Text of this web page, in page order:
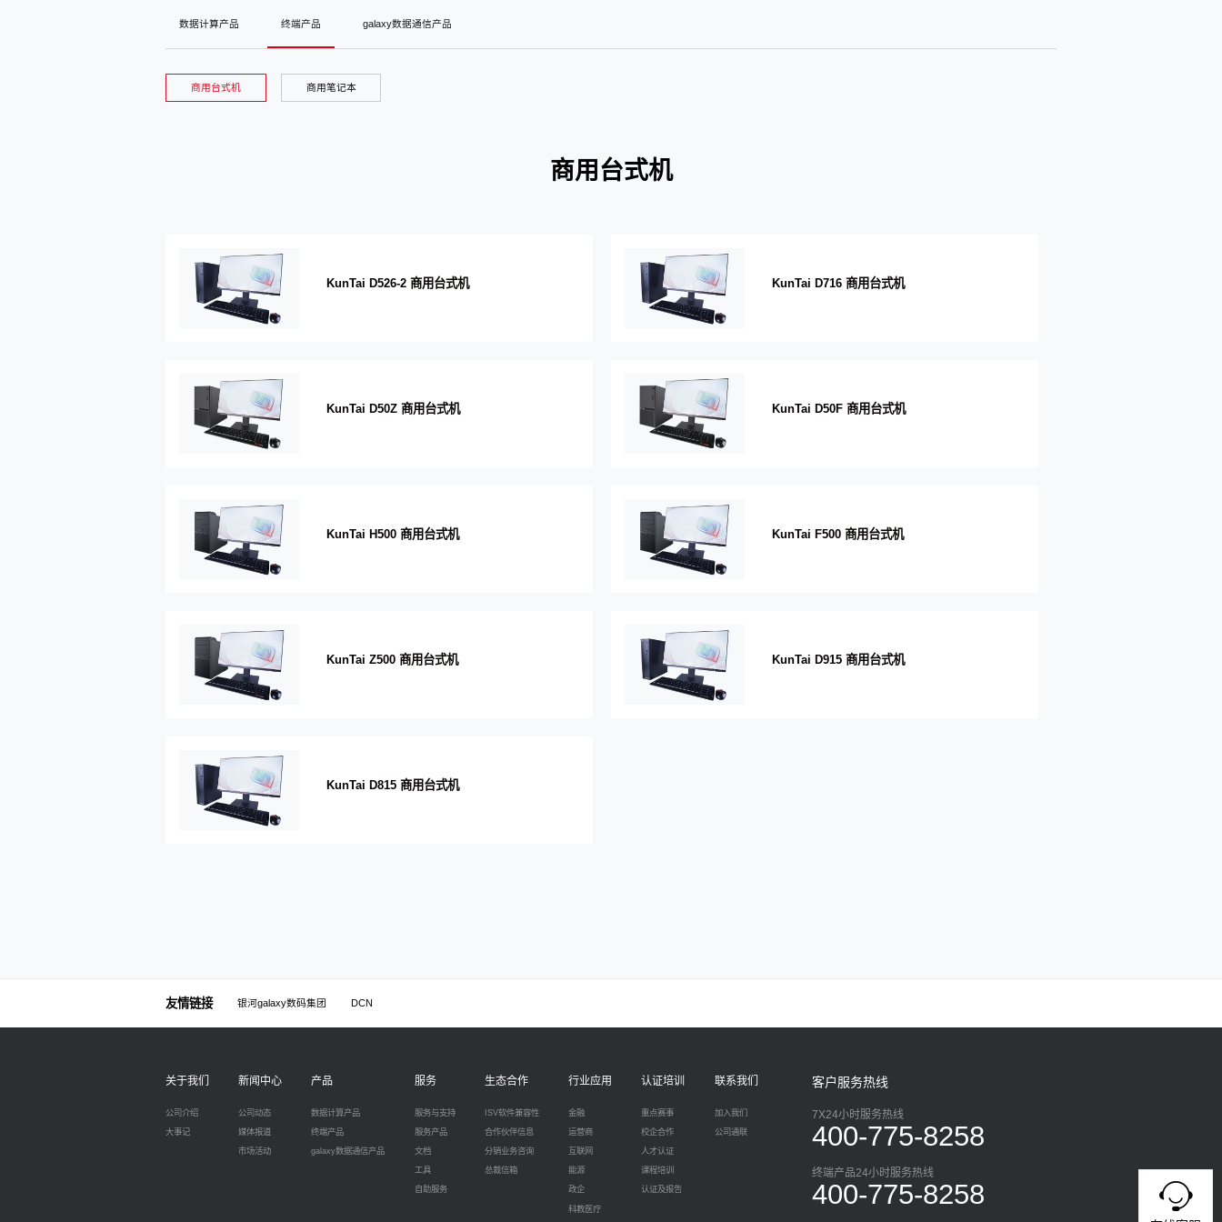
数据计算产品 终端产品 galaxy数据通信产品
商用台式机 商用笔记本
商用台式机
KunTai D526-2 商用台式机 KunTai D716 商用台式机
KunTai D50Z 商用台式机 KunTai D50F 商用台式机
KunTai H500 商用台式机 KunTai F500 商用台式机
KunTai Z500 商用台式机 KunTai D915 商用台式机
KunTai D815 商用台式机
友情链接 银河galaxy数码集团 DCN
关于我们
公司介绍
大事记
新闻中心
公司动态
媒体报道
市场活动
产品
数据计算产品
终端产品
galaxy数据通信产品
服务
服务与支持
服务产品
文档
工具
自助服务
生态合作
ISV软件兼容性
合作伙伴信息
分销业务咨询
总裁信箱
行业应用
金融
运营商
互联网
能源
政企
科教医疗
认证培训
重点赛事
校企合作
人才认证
课程培训
认证及报告
联系我们
加入我们
公司通联
客户服务热线
7X24小时服务热线
400-775-8258
终端产品24小时服务热线
400-775-8258